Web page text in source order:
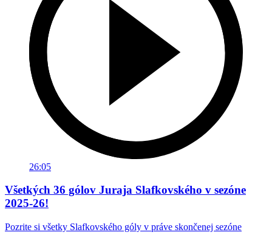
26:05
Všetkých 36 gólov Juraja Slafkovského v sezóne
2025-26!
Pozrite si všetky Slafkovského góly v práve skončenej sezóne